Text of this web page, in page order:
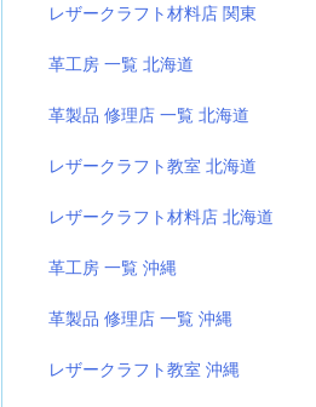
レザークラフト材料店 関東
革工房 一覧 北海道
革製品 修理店 一覧 北海道
レザークラフト教室 北海道
レザークラフト材料店 北海道
革工房 一覧 沖縄
革製品 修理店 一覧 沖縄
レザークラフト教室 沖縄